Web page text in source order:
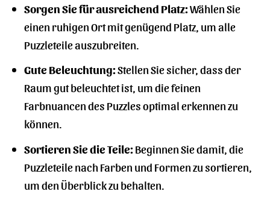
Sorgen Sie für ausreichend Platz:Wählen Sie
einen ruhigen Ort mit genügend Platz, um alle
Puzzleteile auszubreiten.
Gute Beleuchtung:Stellen Sie sicher, dass der
Raum gut beleuchtet ist, um die feinen
Farbnuancen des Puzzles optimal erkennen zu
können.
Sortieren Sie die Teile:Beginnen Sie damit, die
Puzzleteile nach Farben und Formen zu sortieren,
um den Überblick zu behalten.